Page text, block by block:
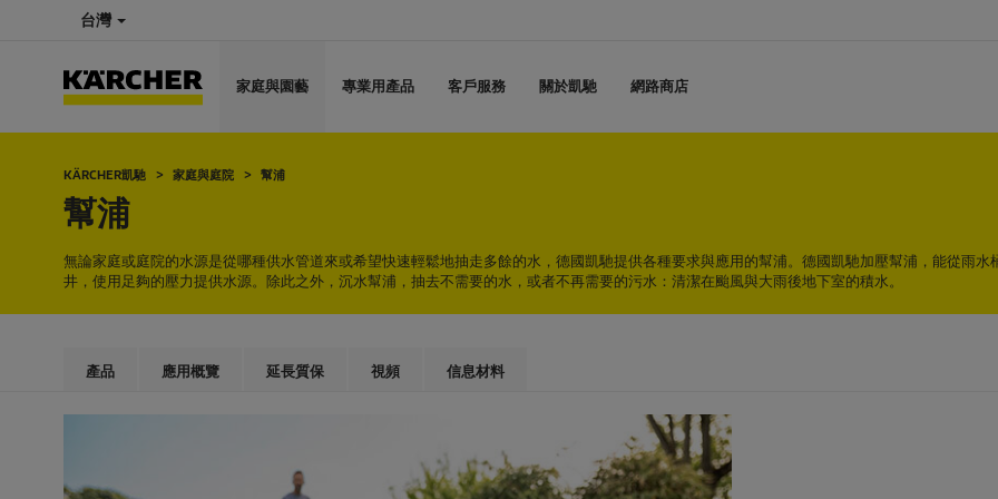
台灣
家庭與園藝 專業用產品 客戶服務 關於凱馳 網路商店
KÄRCHER凱馳 家庭與庭院 幫浦
幫浦
無論家庭或庭院的水源是從哪種供水管道來或希望快速輕鬆地抽走多餘的水，德國凱馳提供各種要求與應用的幫浦。德國凱馳加壓幫浦，能從雨水
井，使用足夠的壓力提供水源。除此之外，沉水幫浦，抽去不需要的水，或者不再需要的污水：清潔在颱風與大雨後地下室的積水。
產品 應用概覽 延長質保 視頻 信息材料